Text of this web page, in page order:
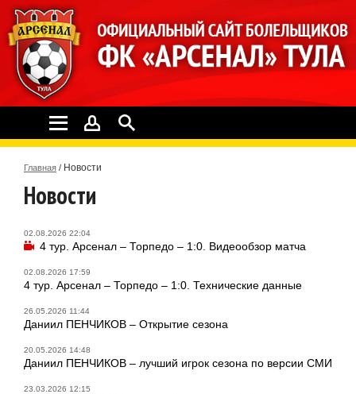
Главная / Новости
Новости
02.08.2026 22:04
4 тур. Арсенал – Торпедо – 1:0. Видеообзор матча
02.08.2026 17:59
4 тур. Арсенал – Торпедо – 1:0. Технические данные
26.05.2026 11:44
Даниил ПЕНЧИКОВ – Открытие сезона
20.05.2026 14:48
Даниил ПЕНЧИКОВ – лучший игрок сезона по версии СМИ
23.03.2026 12:15